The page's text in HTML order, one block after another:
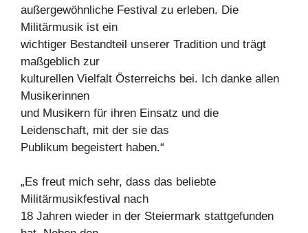
außergewöhnliche Festival zu erleben. Die
Militärmusik ist ein
wichtiger Bestandteil unserer Tradition und trägt
maßgeblich zur
kulturellen Vielfalt Österreichs bei. Ich danke allen
Musikerinnen
und Musikern für ihren Einsatz und die
Leidenschaft, mit der sie das
Publikum begeistert haben.“
„Es freut mich sehr, dass das beliebte
Militärmusikfestival nach
18 Jahren wieder in der Steiermark stattgefunden